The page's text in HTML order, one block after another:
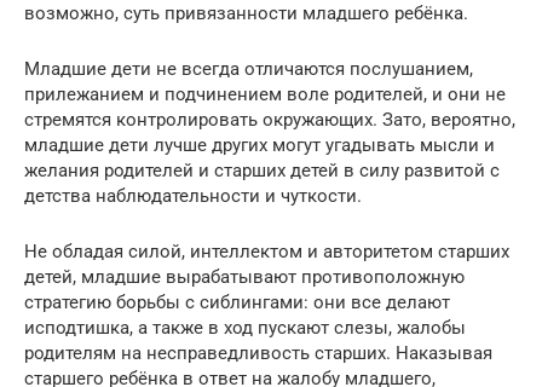
возможно, суть привязанности младшего ребёнка.
Младшие дети не всегда отличаются послушанием,
прилежанием и подчинением воле родителей, и они не
стремятся контролировать окружающих. Зато, вероятно,
младшие дети лучше других могут угадывать мысли и
желания родителей и старших детей в силу развитой с
детства наблюдательности и чуткости.
Не обладая силой, интеллектом и авторитетом старших
детей, младшие вырабатывают противоположную
стратегию борьбы с сиблингами: они все делают
исподтишка, а также в ход пускают слезы, жалобы
родителям на несправедливость старших. Наказывая
старшего ребёнка в ответ на жалобу младшего,